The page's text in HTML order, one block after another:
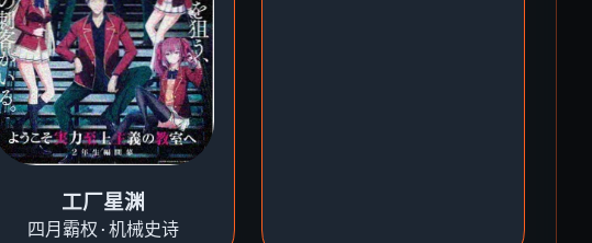
工厂星渊
四月霸权·机械史诗